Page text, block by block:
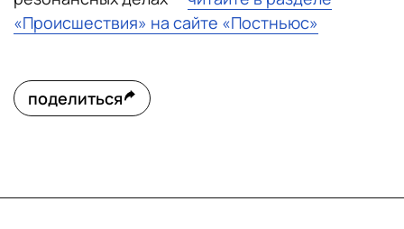
«Происшествия» на сайте «Постньюс»
поделиться